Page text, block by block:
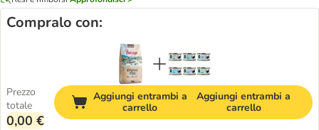
Compralo con:
Prezzo
totale
0,00 €
Aggiungi entrambi a
carrello
Aggiungi entrambi a
carrello